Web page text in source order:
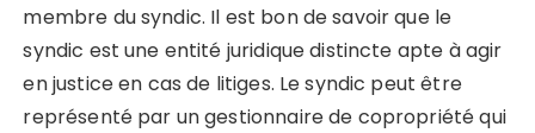
membre du syndic. Il est bon de savoir que le
syndic est une entité juridique distincte apte à agir
en justice en cas de litiges. Le syndic peut être
représenté par un gestionnaire de copropriété qui